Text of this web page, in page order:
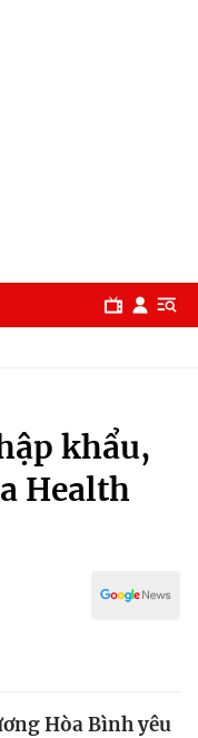
khẩu,
Health
Hòa Bình yêu